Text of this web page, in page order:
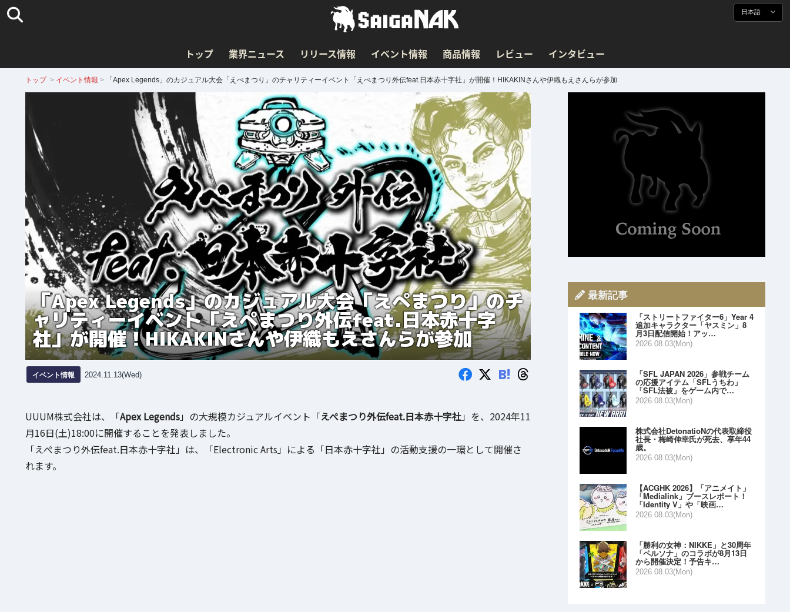
日本語
トップ 業界ニュース リリース情報 イベント情報 商品情報 レビュー インタビュー
トップ > イベント情報 > 「Apex Legends」のカジュアル大会「えぺまつり」のチャリティーイベント「えぺまつり外伝feat.日本赤十字社」が開催！HIKAKINさんや伊織もえさんらが参加
「Apex Legends」のカジュアル大会「えぺまつり」のチ
ャリティーイベント「えぺまつり外伝feat.日本赤十字
社」が開催！HIKAKINさんや伊織もえさんらが参加
イベント情報 2024.11.13(Wed) B!
UUUM株式会社は、「Apex Legends」の大規模カジュアルイベント「えぺまつり外伝feat.日本赤十字社」を、2024年11
月16日(土)18:00に開催することを発表しました。
「えぺまつり外伝feat.日本赤十字社」は、「Electronic Arts」による「日本赤十字社」の活動支援の一環として開催さ
れます。
最新記事
「ストリートファイター6」Year 4
追加キャラクター「ヤスミン」8
月3日配信開始！アッ…
2026.08.03(Mon)
「SFL JAPAN 2026」参戦チーム
の応援アイテム「SFLうちわ」
「SFL法被」をゲーム内で…
2026.08.03(Mon)
株式会社DetonatioNの代表取締役
社長・梅崎伸幸氏が死去、享年44
歳。
2026.08.03(Mon)
【ACGHK 2026】「アニメイト」
「Medialink」ブースレポート！
「Identity V」や「映画…
2026.08.03(Mon)
「勝利の女神：NIKKE」と30周年
「ペルソナ」のコラボが8月13日
から開催決定！予告キ…
2026.08.03(Mon)